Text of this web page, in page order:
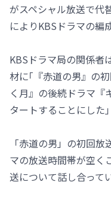
がスペシャル放送で代
によりKBSドラマの編
KBSドラマ局の関係者
材に｢『赤道の男』の
く月』の後続ドラマ
タートすることにした｣
「赤道の男」の初回
マの放送時間帯が空く
送について話し合って